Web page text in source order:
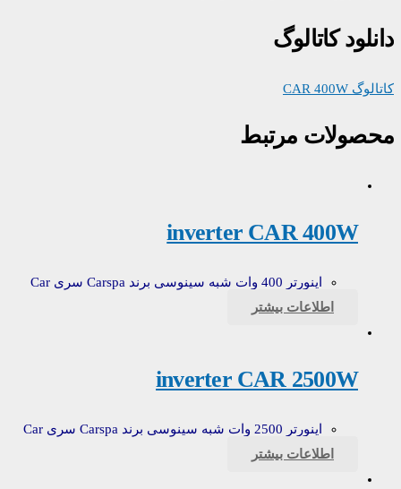
دانلود کاتالوگ
کاتالوگ CAR 400W
محصولات مرتبط
inverter CAR 400W
اینورتر 400 وات شبه سینوسی برند Carspa سری Car
اطلاعات بیشتر
inverter CAR 2500W
اینورتر 2500 وات شبه سینوسی برند Carspa سری Car
اطلاعات بیشتر